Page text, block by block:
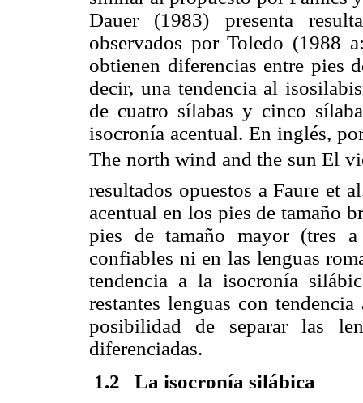
Dauer (1983) presenta
observados por Toledo (1988
obtienen diferencias entre pies
decir, una tendencia al
de cuatro sílabas y cinco
isocronía acentual. En inglés,
The north wind and the sun El
resultados opuestos a Faure et
acentual en los pies de tamaño
pies de tamaño mayor (tres
confiables ni en las lenguas
tendencia a la isocronía
restantes lenguas con
posibilidad de separar las
diferenciadas.
1.2 La isocronía silábica